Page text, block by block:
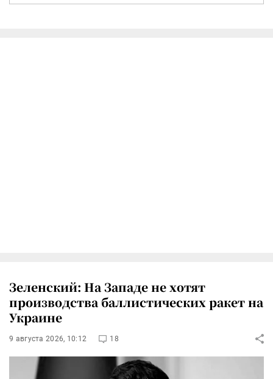
Зеленский: На Западе не хотят
производства баллистических ракет на
Украине
9 августа 2026, 10:12 18